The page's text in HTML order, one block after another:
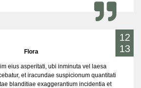
12
13
Flora
eius asperitati, ubi inminuta vel laesa
et iracundae suspicionum quantitati
blanditiae exaggerantium incidentia et